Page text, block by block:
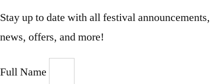
Stay up to date with all festivalannouncements,
news, offers, and more!
Full Name